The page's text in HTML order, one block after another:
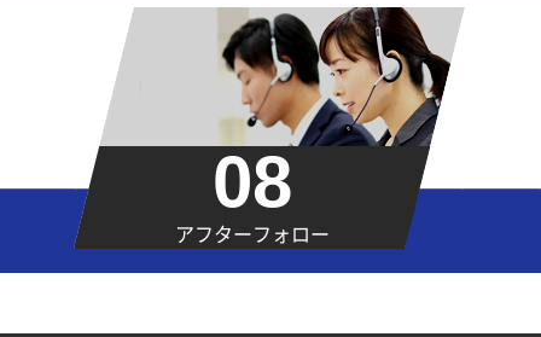
08
アフターフォロー